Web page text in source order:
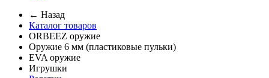
← Назад
Каталог товаров
ORBEEZ оружие
Оружие 6 мм (пластиковые пульки)
EVA оружие
Игрушки